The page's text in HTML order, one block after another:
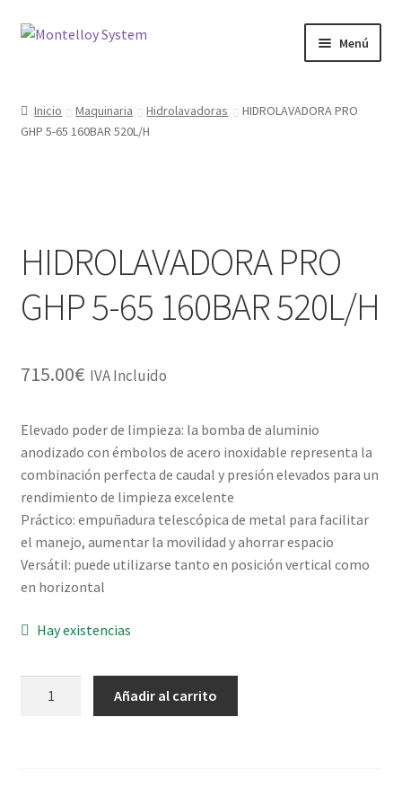
Ir
Ir
Menú
Ferretería
Protección Laboral
Contacto
Inicio Maquinaria Hidrolavadoras
HIDROLAVADORA PRO
GHP 5-65 160BAR 520L/H
HIDROLAVADORA PRO
GHP 5-65 160BAR 520L/H
715.00€ IVA Incluido
Elevado poder de limpieza: la bomba de aluminio
anodizado con émbolos de acero inoxidable representa la
combinación perfecta de caudal y presión elevados para un
rendimiento de limpieza excelente
Práctico: empuñadura telescópica de metal para facilitar
el manejo, aumentar la movilidad y ahorrar espacio
Versátil: puede utilizarse tanto en posición vertical como
en horizontal
Hay existencias
Añadir al carrito